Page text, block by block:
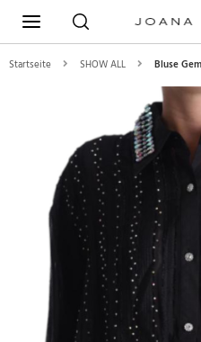
Startseite SHOW ALL Bluse